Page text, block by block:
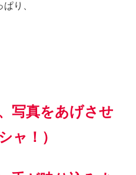
り、
写真をあげさせ
ャ！）